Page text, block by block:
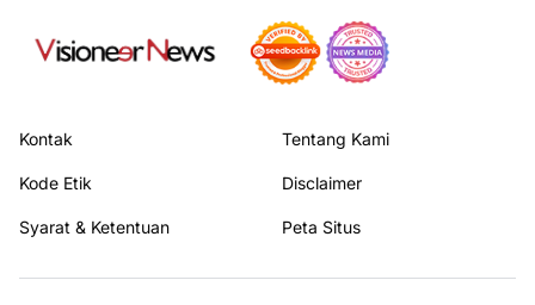
Kontak Tentang Kami
Kode Etik Disclaimer
Syarat & Ketentuan Peta Situs